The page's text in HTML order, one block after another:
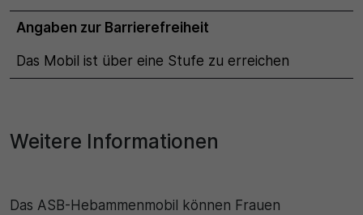
Angaben zur Barrierefreiheit
Das Mobil ist über eine Stufe zu erreichen
Weitere Informationen
Das ASB-Hebammenmobil können Frauen